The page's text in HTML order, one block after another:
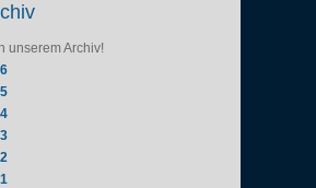
unserem Archiv!